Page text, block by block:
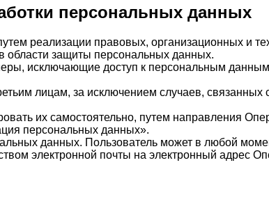
персональных данных
реализации правовых, организационных и
области защиты персональных данных.
исключающие доступ к персональным данным
лицам, за исключением случаев, связанных
их самостоятельно, путем направления
персональных данных».
данных. Пользователь может в любой
электронной почты на электронный адрес